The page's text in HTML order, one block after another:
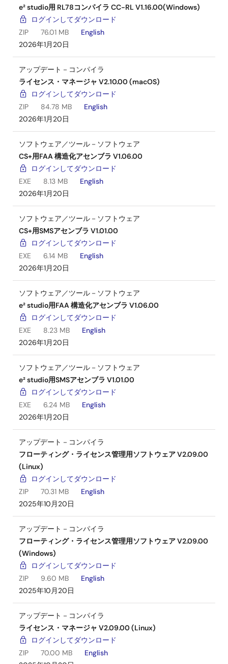
e² studio用 RL78コンパイラ CC-RL V1.16.00(Windows)
ログインしてダウンロード
ZIP
76.01 MB
English
2026年1月20日
アップデート－コンパイラ
ライセンス・マネージャ V2.10.00 (macOS)
ログインしてダウンロード
ZIP
84.78 MB
English
2026年1月20日
ソフトウェア／ツール－ソフトウェア
CS+用FAA 構造化アセンブラ V1.06.00
ログインしてダウンロード
EXE
8.13 MB
English
2026年1月20日
ソフトウェア／ツール－ソフトウェア
CS+用SMSアセンブラ V1.01.00
ログインしてダウンロード
EXE
6.14 MB
English
2026年1月20日
ソフトウェア／ツール－ソフトウェア
e² studio用FAA 構造化アセンブラ V1.06.00
ログインしてダウンロード
EXE
8.23 MB
English
2026年1月20日
ソフトウェア／ツール－ソフトウェア
e² studio用SMSアセンブラ V1.01.00
ログインしてダウンロード
EXE
6.24 MB
English
2026年1月20日
アップデート－コンパイラ
フローティング・ライセンス管理用ソフトウェア V2.09.00
(Linux)
ログインしてダウンロード
ZIP
70.31 MB
English
2025年10月20日
アップデート－コンパイラ
フローティング・ライセンス管理用ソフトウェア V2.09.00
(Windows)
ログインしてダウンロード
ZIP
9.60 MB
English
2025年10月20日
アップデート－コンパイラ
ライセンス・マネージャ V2.09.00 (Linux)
ログインしてダウンロード
ZIP
70.00 MB
English